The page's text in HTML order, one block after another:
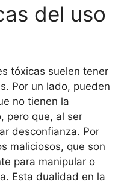
del uso
tóxicas suelen tener
Por un lado, pueden
no tienen la
pero que, al ser
desconfianza. Por
maliciosos, que son
para manipular o
Esta dualidad en la